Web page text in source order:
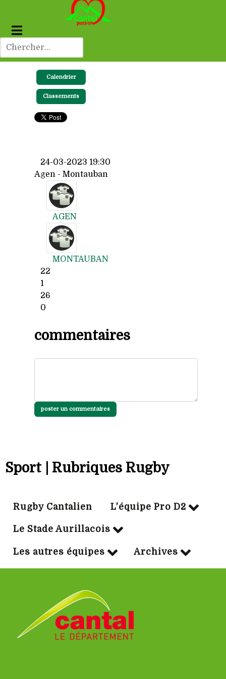
Calendrier
Classements
24-03-2023 19:30
Agen - Montauban
AGEN
MONTAUBAN
22
1
26
0
commentaires
poster un commentaires
Sport | Rubriques Rugby
Rugby Cantalien L'équipe Pro D2
Le Stade Aurillacois
Les autres équipes Archives